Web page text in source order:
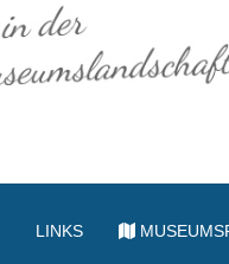
LINKS